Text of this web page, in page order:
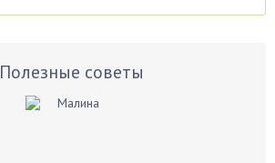
Полезные советы